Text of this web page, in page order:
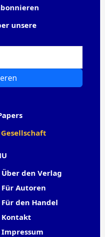
Über den Verlag
Für Autoren
Für den Handel
Kontakt
Impressum
unsere